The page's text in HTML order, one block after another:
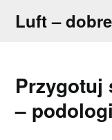
Luft –
Przygotuj
–